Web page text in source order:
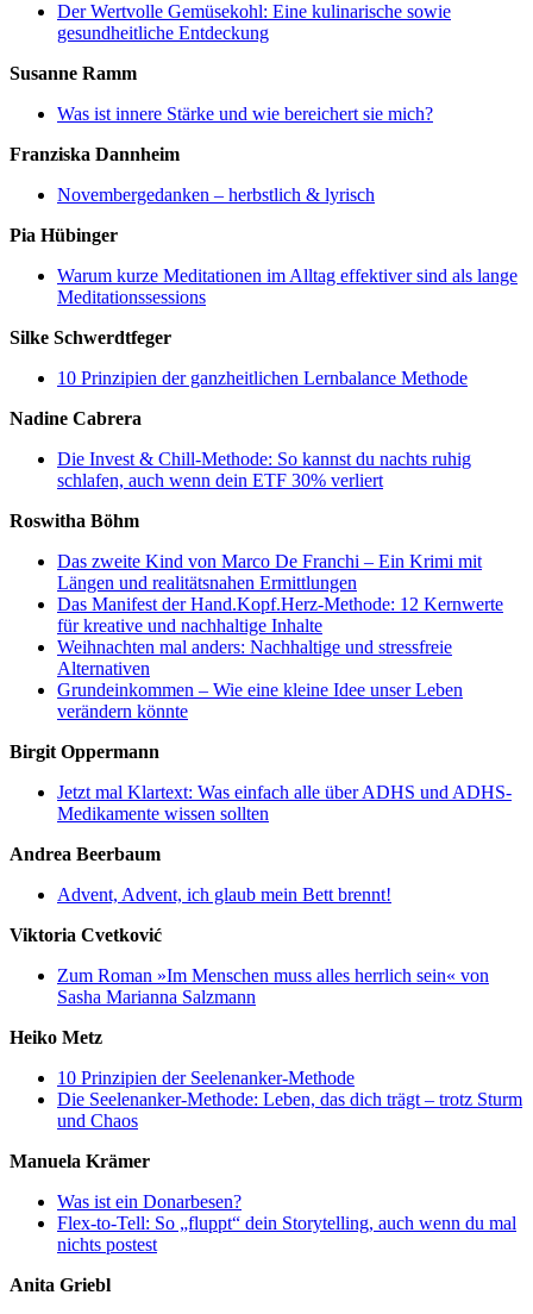
Der Wertvolle Gemüsekohl: Eine kulinarische sowie
gesundheitliche Entdeckung
Susanne Ramm
Was ist innere Stärke und wie bereichert sie mich?
Franziska Dannheim
Novembergedanken – herbstlich & lyrisch
Pia Hübinger
Warum kurze Meditationen im Alltag effektiver sind als lange
Meditationssessions
Silke Schwerdtfeger
10 Prinzipien der ganzheitlichen Lernbalance Methode
Nadine Cabrera
Die Invest & Chill-Methode: So kannst du nachts ruhig
schlafen, auch wenn dein ETF 30% verliert
Roswitha Böhm
Das zweite Kind von Marco De Franchi – Ein Krimi mit
Längen und realitätsnahen Ermittlungen
Das Manifest der Hand.Kopf.Herz-Methode: 12 Kernwerte
für kreative und nachhaltige Inhalte
Weihnachten mal anders: Nachhaltige und stressfreie
Alternativen
Grundeinkommen – Wie eine kleine Idee unser Leben
verändern könnte
Birgit Oppermann
Jetzt mal Klartext: Was einfach alle über ADHS und ADHS-
Medikamente wissen sollten
Andrea Beerbaum
Advent, Advent, ich glaub mein Bett brennt!
Viktoria Cvetković
Zum Roman »Im Menschen muss alles herrlich sein« von
Sasha Marianna Salzmann
Heiko Metz
10 Prinzipien der Seelenanker-Methode
Die Seelenanker-Methode: Leben, das dich trägt – trotz Sturm
und Chaos
Manuela Krämer
Was ist ein Donarbesen?
Flex-to-Tell: So „fluppt“ dein Storytelling, auch wenn du mal
nichts postest
Anita Griebl